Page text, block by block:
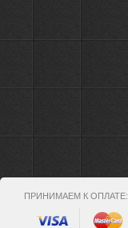
ПРИНИМАЕМ К ОПЛАТЕ: